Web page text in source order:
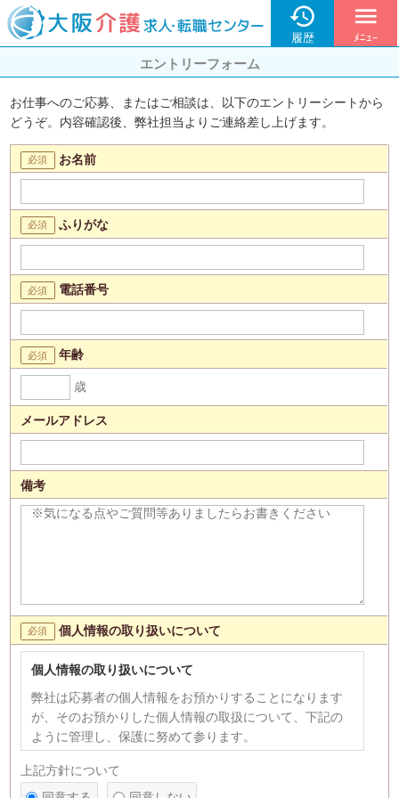

履歴
menu
ﾒﾆｭｰ
エントリーフォーム
お仕事へのご応募、またはご相談は、以下のエントリーシートから
どうぞ。内容確認後、弊社担当よりご連絡差し上げます。
お名前
ふりがな
電話番号
年齢
歳
メールアドレス
備考
個人情報の取り扱いについて
個人情報の取り扱いについて
弊社は応募者の個人情報をお預かりすることになります
が、そのお預かりした個人情報の取扱について、下記の
ように管理し、保護に努めて参ります。
【個人情報の利用目的】
1)応募者への連絡、採用選考のため。 2)次の各号のいず
上記方針について